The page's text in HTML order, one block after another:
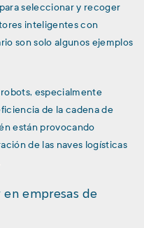
seleccionar y recoger
inteligentes con
son solo algunos ejemplos
especialmente
de la cadena de
están provocando
de las naves logísticas
empresas de